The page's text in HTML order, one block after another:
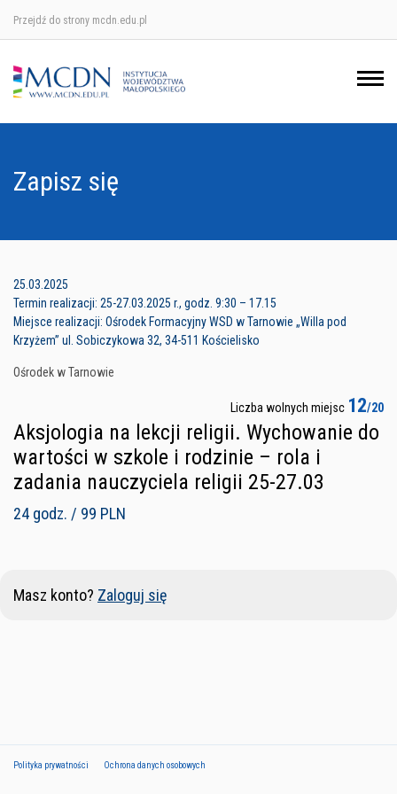
Przejdź do strony mcdn.edu.pl
Zapisz się
25.03.2025
Termin realizacji: 25-27.03.2025 r., godz. 9:30 – 17.15
Miejsce realizacji: Ośrodek Formacyjny WSD w Tarnowie „Willa pod
Krzyżem” ul. Sobiczykowa 32, 34-511 Kościelisko
Ośrodek w Tarnowie
Liczba wolnych miejsc 12/20
Aksjologia na lekcji religii. Wychowanie do
wartości w szkole i rodzinie – rola i
zadania nauczyciela religii 25-27.03
24 godz. / 99 PLN
Masz konto? Zaloguj się
Polityka prywatności Ochrona danych osobowych
Ośrodek w Krakowie
Ośrodek w Nowym Sączu
Ośrodek w Tarnowie